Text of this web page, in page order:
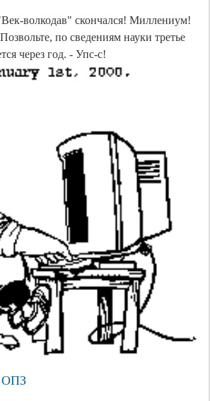
волкодав" скончался! Миллениум!
по сведениям науки третье
через год. - Упс-с!
ОПЗ